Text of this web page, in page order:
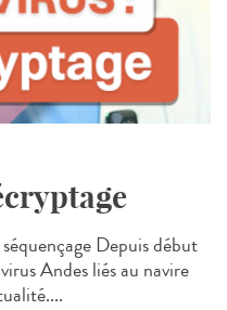
Depuis début
Andes liés au navire